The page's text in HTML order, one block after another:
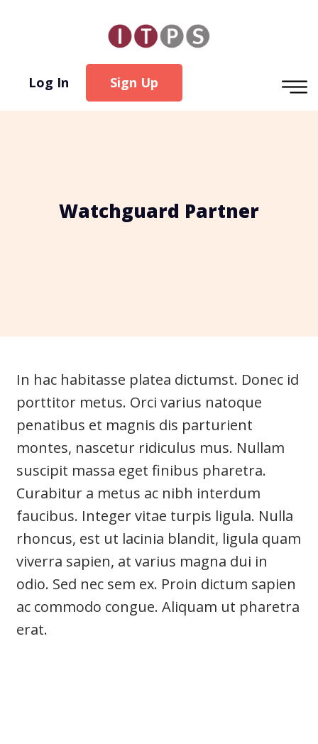
Log In Sign Up
Watchguard Partner
In hac habitasse platea dictumst. Donec id
porttitor metus. Orci varius natoque
penatibus et magnis dis parturient
montes, nascetur ridiculus mus. Nullam
suscipit massa eget finibus pharetra.
Curabitur a metus ac nibh interdum
faucibus. Integer vitae turpis ligula. Nulla
rhoncus, est ut lacinia blandit, ligula quam
viverra sapien, at varius magna dui in
odio. Sed nec sem ex. Proin dictum sapien
ac commodo congue. Aliquam ut pharetra
erat.